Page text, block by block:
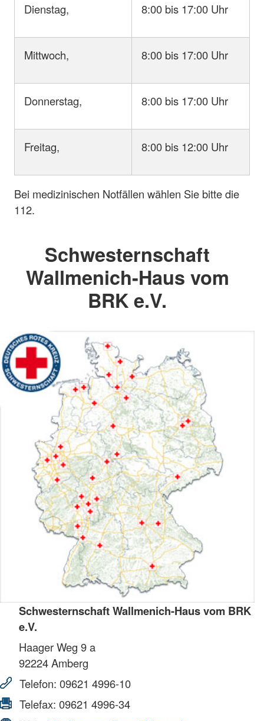
Dienstag, 8:00 bis 17:00 Uhr
Mittwoch, 8:00 bis 17:00 Uhr
Donnerstag, 8:00 bis 17:00 Uhr
Freitag, 8:00 bis 12:00 Uhr
Bei medizinischen Notfällen wählen Sie bitte die
112.
Schwesternschaft
Wallmenich-Haus vom
BRK e.V.
Schwesternschaft Wallmenich-Haus vom BRK
e.V.
Haager Weg 9 a
92224Amberg
Telefon: 09621 4996-10
Telefax: 09621 4996-34